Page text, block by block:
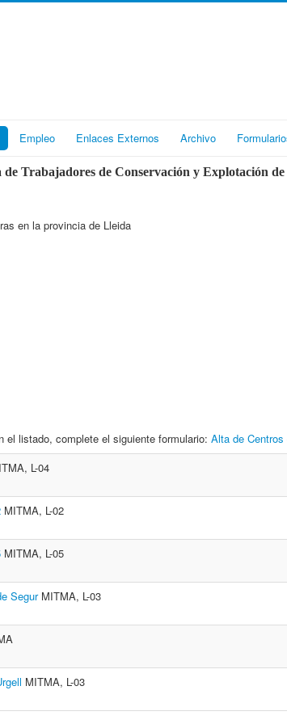
Empleo Enlaces Externos Archivo
de Trabajadores de Conservación y Explotación
en la provincia de Lleida
listado, complete el siguiente formulario: Alta de
L-04
MITMA, L-02
MITMA, L-05
Segur MITMA, L-03
MITMA, L-03